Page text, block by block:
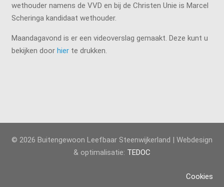
wethouder namens de VVD en bij de Christen Unie is Marcel
Scheringa kandidaat wethouder.
Maandagavond is er een videoverslag gemaakt. Deze kunt u
bekijken door hierte drukken.
© 2026 Buitengewoon Leefbaar Steenwijkerland | Webdesign
& optimalisatie: TEDOC
Cookies